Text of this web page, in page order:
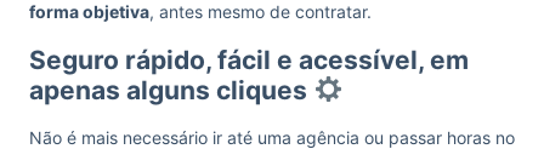
forma objetiva, antes mesmo de contratar.
Seguro rápido, fácil e acessível, em
apenas alguns cliques
Não é mais necessário ir até uma agência ou passar horas no